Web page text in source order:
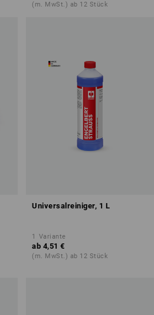
(m. MwSt.) ab 12 Stück
Universalreiniger, 1 L
1 Variante
ab 4,51 €
(m. MwSt.) ab 12 Stück